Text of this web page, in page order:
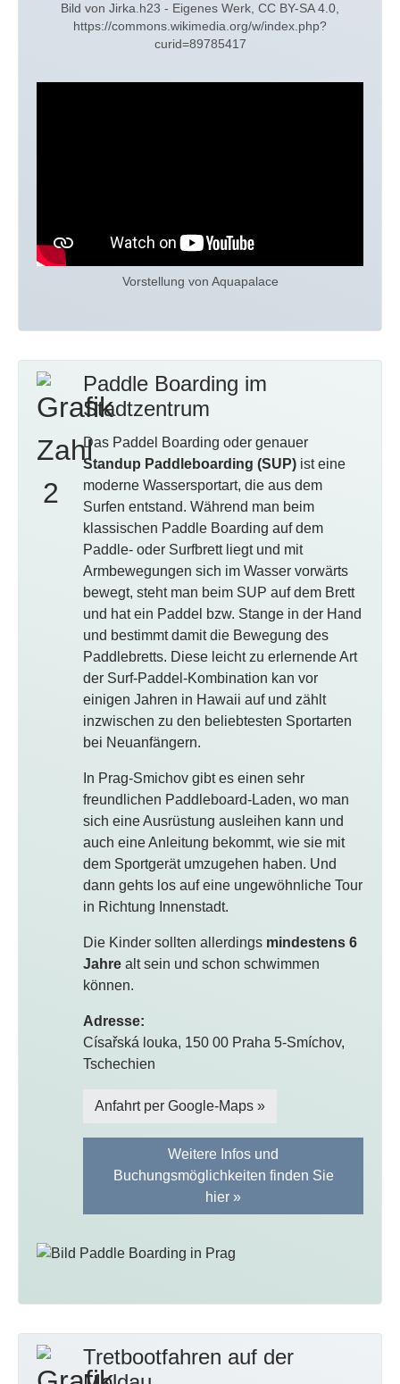
Bild von Jirka.h23 - Eigenes Werk, CC BY-SA 4.0,
https://commons.wikimedia.org/w/index.php?
curid=89785417
Vorstellung von Aquapalace
Paddle Boarding im
Stadtzentrum
Das Paddel Boarding oder genauer
Standup Paddleboarding (SUP) ist eine
moderne Wassersportart, die aus dem
Surfen entstand. Während man beim
klassischen Paddle Boarding auf dem
Paddle- oder Surfbrett liegt und mit
Armbewegungen sich im Wasser vorwärts
bewegt, steht man beim SUP auf dem Brett
und hat ein Paddel bzw. Stange in der Hand
und bestimmt damit die Bewegung des
Paddlebretts. Diese leicht zu erlernende Art
der Surf-Paddel-Kombination kan vor
einigen Jahren in Hawaii auf und zählt
inzwischen zu den beliebtesten Sportarten
bei Neuanfängern.
In Prag-Smichov gibt es einen sehr
freundlichen Paddleboard-Laden, wo man
sich eine Ausrüstung ausleihen kann und
auch eine Anleitung bekommt, wie sie mit
dem Sportgerät umzugehen haben. Und
dann gehts los auf eine ungewöhnliche Tour
in Richtung Innenstadt.
Die Kinder sollten allerdings mindestens 6
Jahre alt sein und schon schwimmen
können.
Adresse:
Císařská louka, 150 00 Praha 5-Smíchov,
Tschechien
Anfahrt per Google-Maps »
Weitere Infos und
Buchungsmöglichkeiten finden Sie
hier »
Tretbootfahren auf der